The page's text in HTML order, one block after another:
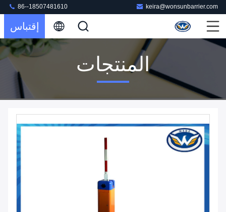
keira@wonsunbarrier.com
86--18507481610
إقتباس
المنتجات